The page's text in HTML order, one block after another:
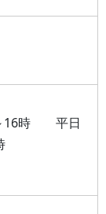
16時 平日